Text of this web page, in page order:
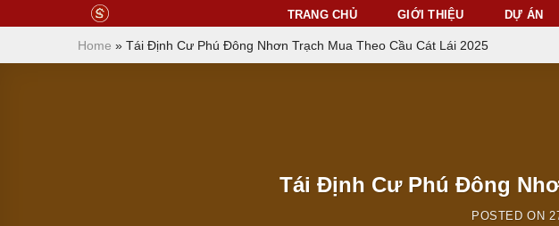
TRANG CHỦ GIỚI THIỆU DỰ ÁN
Home » Tái Định Cư Phú Đông Nhơn Trạch Mua Theo Cầu Cát Lái 2025
Tái Định Cư Phú Đông
POSTED ON